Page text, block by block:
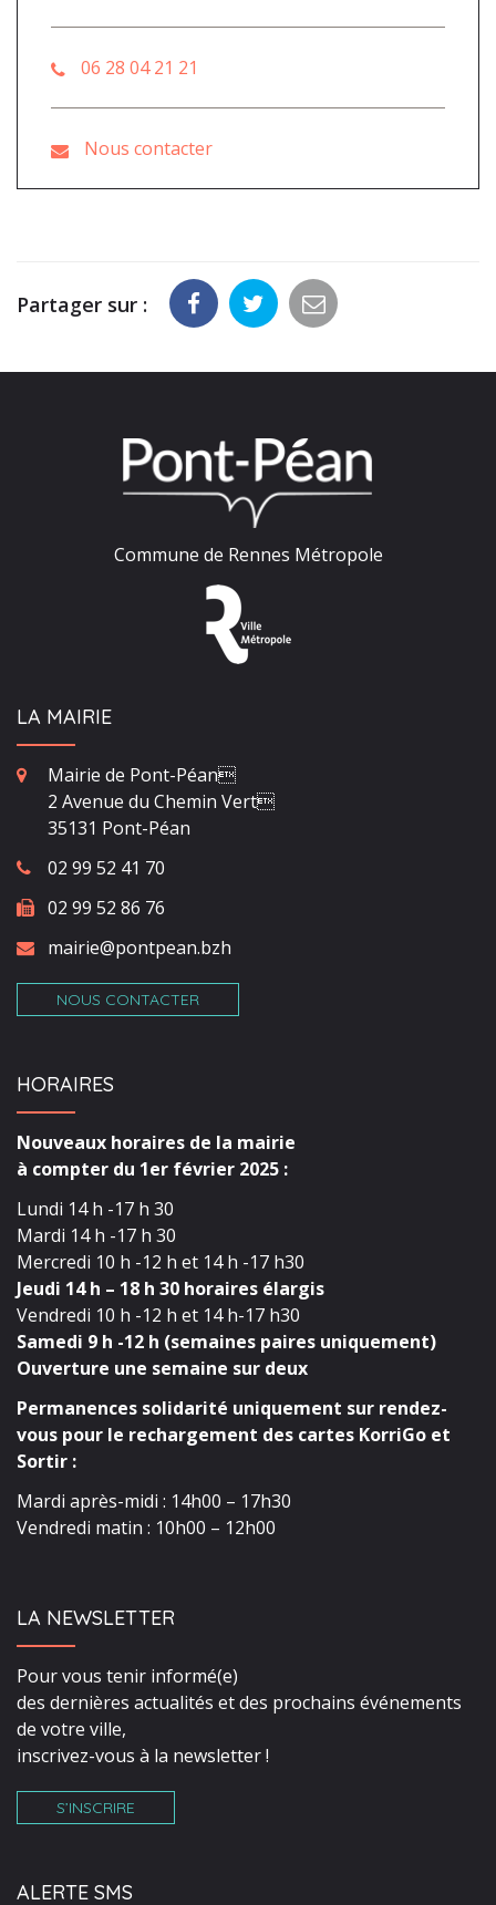
06 28 04 21 21
Nous contacter
Partager sur :
Commune de Rennes Métropole
LA MAIRIE
Mairie de Pont-Péan
2 Avenue du Chemin Vert
35131 Pont-Péan
02 99 52 41 70
02 99 52 86 76
mairie@pontpean.bzh
NOUS CONTACTER
HORAIRES
Nouveaux horaires de la mairie
à compter du 1er février 2025 :
Lundi 14 h -17 h 30
Mardi 14 h -17 h 30
Mercredi 10 h -12 h et 14 h -17 h30
Jeudi 14 h – 18 h 30 horaires élargis
Vendredi 10 h -12 h et 14 h-17 h30
Samedi 9 h -12 h (semaines paires uniquement)
Ouverture une semaine sur deux
Permanences solidarité uniquement sur rendez-
vous pour le rechargement des cartes KorriGo et
Sortir :
Mardi après-midi : 14h00 – 17h30
Vendredi matin : 10h00 – 12h00
LA NEWSLETTER
Pour vous tenir informé(e)
des dernières actualités et des prochains événements
de votre ville,
inscrivez-vous à la newsletter !
S’INSCRIRE
ALERTE SMS